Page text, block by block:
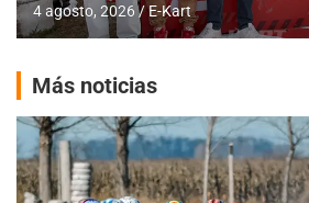
4 agosto, 2026 E-Kart
Más noticias